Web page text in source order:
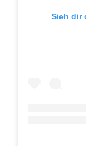
Sieh dir